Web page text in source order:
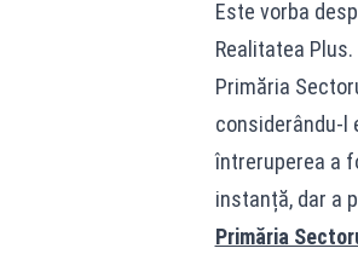
Este vorba
Realitatea Plus.
Primăria
considerându-l
întreruperea a
instanță, dar a
Primăria